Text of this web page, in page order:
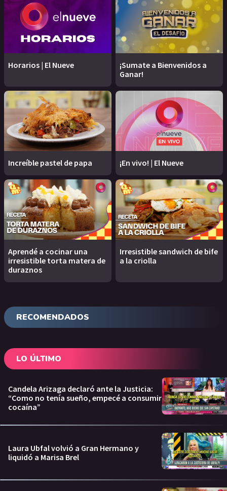
Horarios | El Nueve
¡Sumate a Bienvenidos a
Ganar!
Increíble pastel de papa ¡En vivo! | El Nueve
Aprendé a cocinar una
irresistible torta matera de
duraznos
Irresistible sandwich de bife
a la criolla
RECOMENDADOS
LO ÚLTIMO
Candela Arizaga declaró ante la Justicia:
“Como no tenía sueño, empecé a consumir
cocaína”
Laura Ubfal volvió a Gran Hermano y
liquidó a Marisa Brel